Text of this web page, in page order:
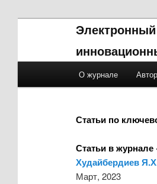
Skip to primary
Skip to
О журнале
Статьи по
Статьи в
Худайбердиев
Март, 2023